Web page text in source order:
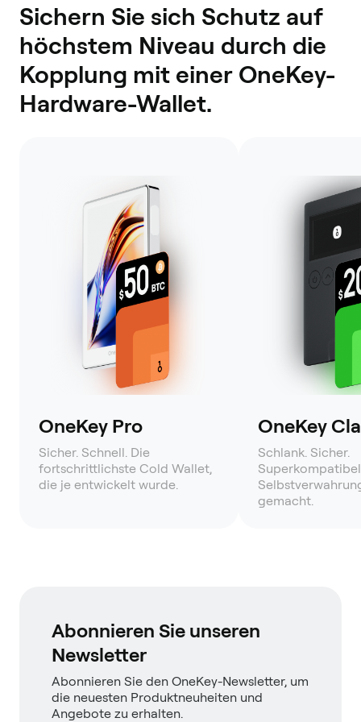
Sichern Sie sich Schutz auf
höchstem Niveau durch die
Kopplung mit einer OneKey-
Hardware-Wallet.
OneKey Pro
Sicher. Schnell. Die
fortschrittlichste Cold Wallet,
die je entwickelt wurde.
OneKey
Schlank. Sicher.
gemacht.
Abonnieren Sie unseren
Newsletter
Abonnieren Sie den OneKey-Newsletter, um
die neuesten Produktneuheiten und
Angebote zu erhalten.